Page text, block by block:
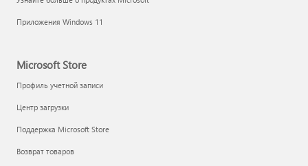
Приложения Windows 11
Microsoft Store
Профиль учетной записи
Центр загрузки
Поддержка Microsoft Store
Возврат товаров